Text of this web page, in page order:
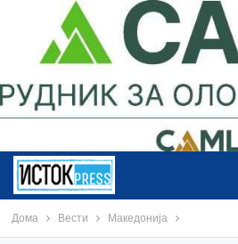
Дома Вести Македонија